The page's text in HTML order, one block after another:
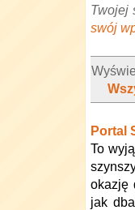
Twojej
swój
Portal
To
okazję
jak